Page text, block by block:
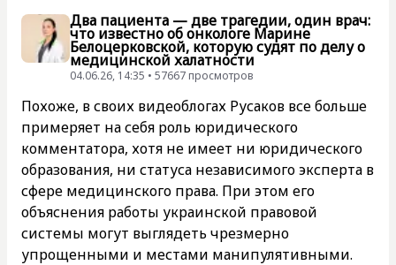
Два пациента — две трагедии, один врач:
что известно об онкологе Марине
Белоцерковской, которую судят по делу о
медицинской халатности
04.06.26, 14:35 • 57667 просмотров
Похоже, в своих видеоблогах Русаков все больше
примеряет на себя роль юридического
комментатора, хотя не имеет ни юридического
образования, ни статуса независимого эксперта в
сфере медицинского права. При этом его
объяснения работы украинской правовой
системы могут выглядеть чрезмерно
упрощенными и местами манипулятивными.